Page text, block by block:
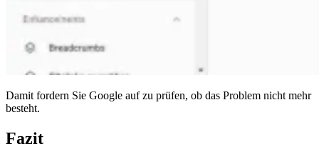
Damit fordern Sie Google auf zu prüfen, ob das Problem nicht mehr
besteht.
Fazit